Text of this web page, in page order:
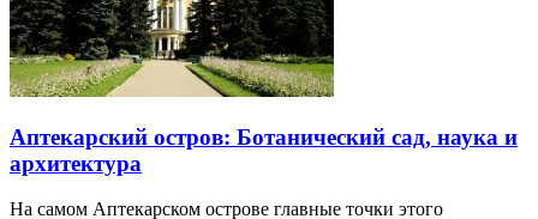
Аптекарский остров: Ботанический сад, наука и
архитектура
На самом Аптекарском острове главные точки этого